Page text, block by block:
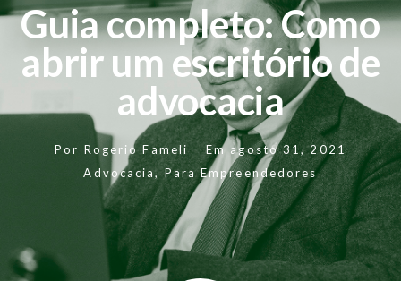
Guia completo: Como
abrir um escritório de
advocacia
Por Rogerio Fameli Em agosto 31, 2021
Advocacia, Para Empreendedores